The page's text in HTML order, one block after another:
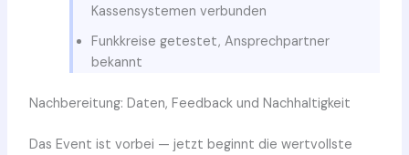
Kassensystemen verbunden
Funkkreise getestet, Ansprechpartner
bekannt
Nachbereitung: Daten, Feedback und Nachhaltigkeit
Das Event ist vorbei — jetzt beginnt die wertvollste